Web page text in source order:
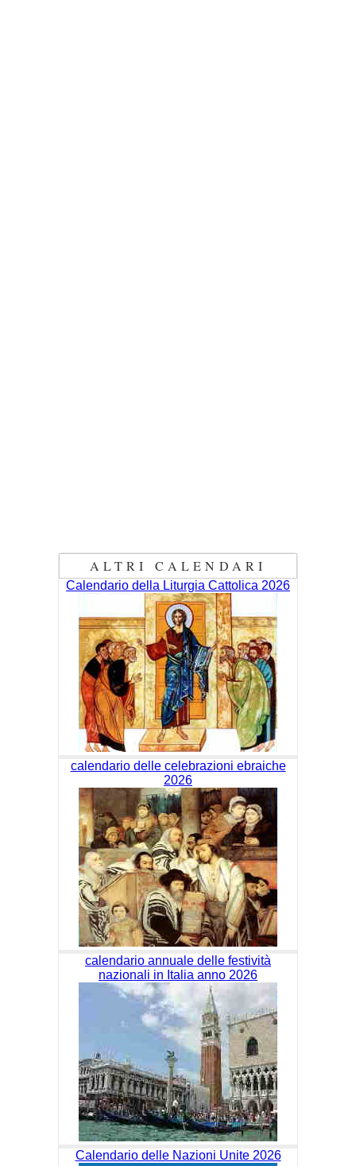
ALTRI CALENDARI
Calendario della Liturgia Cattolica 2026
calendario delle celebrazioni ebraiche
2026
calendario annuale delle festività
nazionali in Italia anno 2026
Calendario delle Nazioni Unite 2026